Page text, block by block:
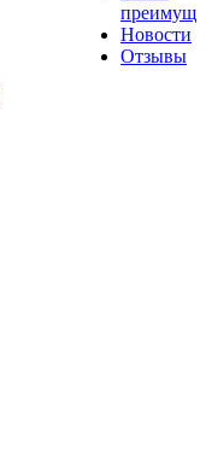
Новости
Отзывы